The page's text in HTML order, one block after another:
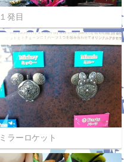
１発目
ミラーロケット